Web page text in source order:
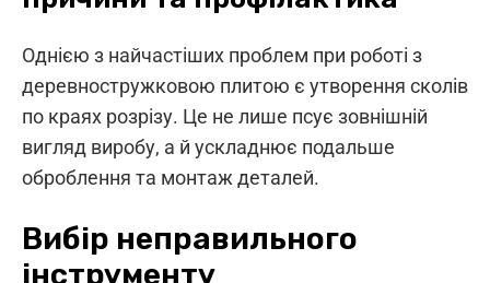
Однією з найчастіших проблем при роботі з
деревностружковою плитою є утворення сколів
по краях розрізу. Це не лише псує зовнішній
вигляд виробу, а й ускладнює подальше
оброблення та монтаж деталей.
Вибір неправильного
інструменту